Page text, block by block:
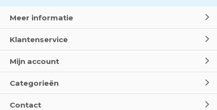
Meer informatie
Klantenservice
Mijn account
Categorieën
Contact